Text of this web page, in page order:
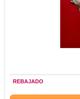
REBAJADO